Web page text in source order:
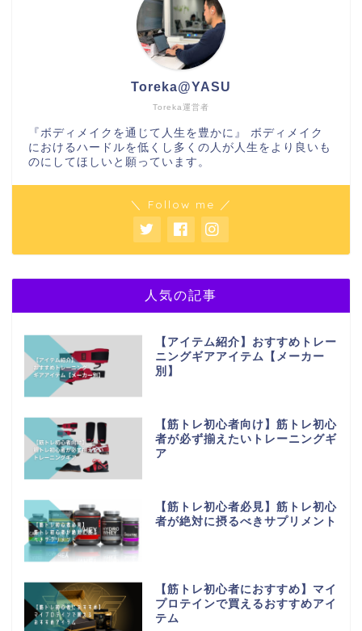
Toreka運営者
Toreka@YASU
『ボディメイクを通じて人生を豊かに』 ボディメイク
におけるハードルを低くし多くの人が人生をより良いも
のにしてほしいと願っています。
＼ Follow me ／
人気の記事
【アイテム紹介】おすすめトレー
ニングギアアイテム【メーカー
別】
【筋トレ初心者向け】筋トレ初心
者が必ず揃えたいトレーニングギ
ア
【筋トレ初心者必見】筋トレ初心
者が絶対に摂るべきサプリメント
【筋トレ初心者におすすめ】マイ
プロテインで買えるおすすめアイ
テム